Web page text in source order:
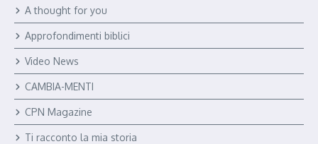
A thought for you
Approfondimenti biblici
Video News
CAMBIA-MENTI
CPN Magazine
Ti racconto la mia storia